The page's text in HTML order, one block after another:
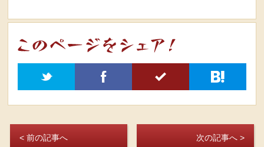
t f 5 h
< 前の記事へ 次の記事へ >